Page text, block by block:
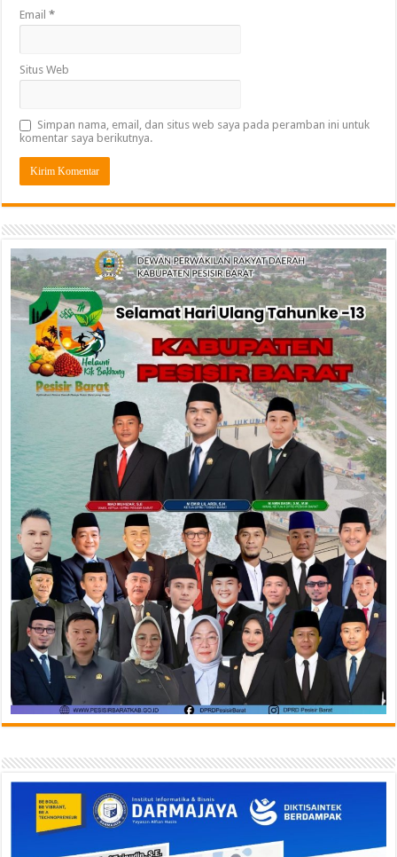
Email*
Situs Web
Simpan nama, email, dan situs web saya pada peramban ini untuk
komentar saya berikutnya.